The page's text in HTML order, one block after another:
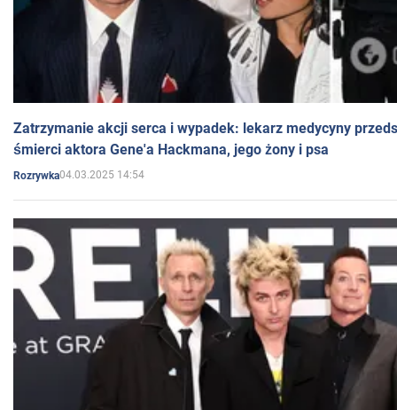
Zatrzymanie akcji serca i wypadek: lekarz medycyny
śmierci aktora Gene'a Hackmana, jego żony i psa
Rozrywka04.03.2025 14:54